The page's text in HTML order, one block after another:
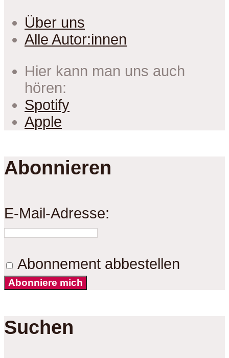
Über uns
Alle Autor:innen
Hier kann man uns auch
hören:
Spotify
Apple
Abonnieren
E-Mail-Adresse:
Abonnement abbestellen
Abonniere mich
Suchen